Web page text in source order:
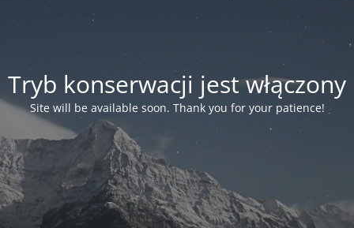
Tryb konserwacji jest włączony
Site will be available soon. Thank you for your patience!